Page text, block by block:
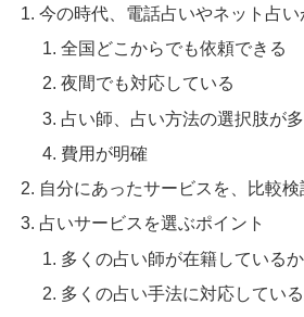
今の時代、電話占いやネット占い
全国どこからでも依頼できる
夜間でも対応している
占い師、占い方法の選択肢が
費用が明確
自分にあったサービスを、比較
占いサービスを選ぶポイント
多くの占い師が在籍しているか
多くの占い手法に対応してい